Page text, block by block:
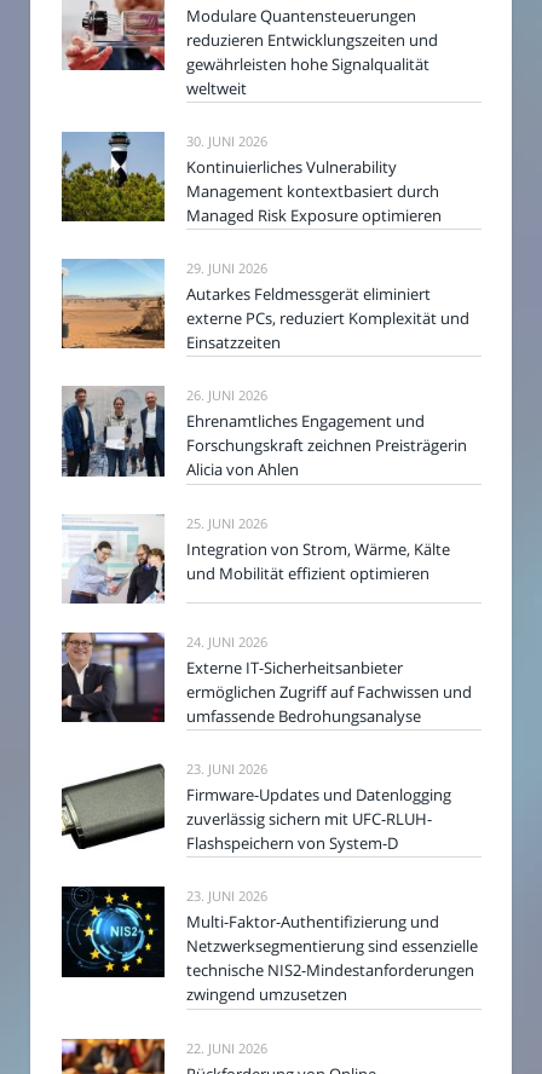
Modulare Quantensteuerungen
reduzieren Entwicklungszeiten und
gewährleisten hohe Signalqualität
weltweit
30. JUNI 2026
Kontinuierliches Vulnerability
Management kontextbasiert durch
Managed Risk Exposure optimieren
29. JUNI 2026
Autarkes Feldmessgerät eliminiert
externe PCs, reduziert Komplexität und
Einsatzzeiten
26. JUNI 2026
Ehrenamtliches Engagement und
Forschungskraft zeichnen Preisträgerin
Alicia von Ahlen
25. JUNI 2026
Integration von Strom, Wärme, Kälte
und Mobilität effizient optimieren
24. JUNI 2026
Externe IT-Sicherheitsanbieter
ermöglichen Zugriff auf Fachwissen und
umfassende Bedrohungsanalyse
23. JUNI 2026
Firmware-Updates und Datenlogging
zuverlässig sichern mit UFC-RLUH-
Flashspeichern von System-D
23. JUNI 2026
Multi-Faktor-Authentifizierung und
Netzwerksegmentierung sind essenzielle
technische NIS2-Mindestanforderungen
zwingend umzusetzen
22. JUNI 2026